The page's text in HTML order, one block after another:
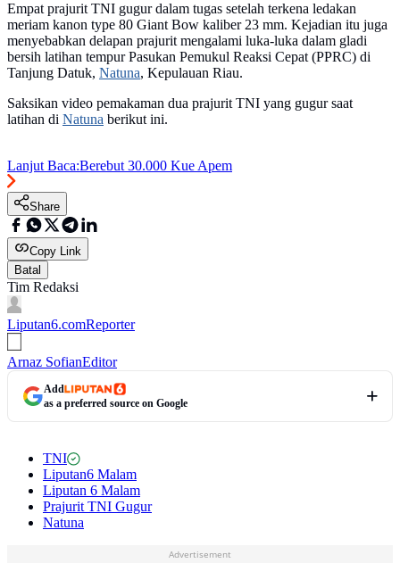
Empat prajurit TNI gugur dalam tugas setelah terkena ledakan
meriam kanon type 80 Giant Bow kaliber 23 mm. Kejadian itu juga
menyebabkan delapan prajurit mengalami luka-luka dalam gladi
bersih latihan tempur Pasukan Pemukul Reaksi Cepat (PPRC) di
Tanjung Datuk, Natuna, Kepulauan Riau.
Saksikan video pemakaman dua prajurit TNI yang gugur saat
latihan di Natuna berikut ini.
Lanjut Baca:Berebut 30.000 Kue Apem
Share
Copy Link
Batal
Tim Redaksi
Liputan6.comReporter
Arnaz SofianEditor
Add
as a preferred source on Google
TNI
Liputan6 Malam
Liputan 6 Malam
Prajurit TNI Gugur
Natuna
Advertisement